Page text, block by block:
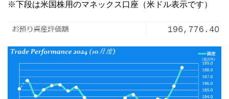
※下段は米国株用のマネックス口座（米ドル表示です）